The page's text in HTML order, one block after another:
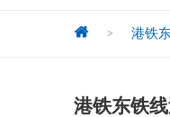
> 港铁
港铁东铁